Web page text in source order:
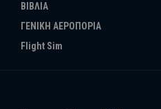
ΒΙΒΛΙΑ
ΓΕΝΙΚΗ ΑΕΡΟΠΟΡΙΑ
Flight Sim